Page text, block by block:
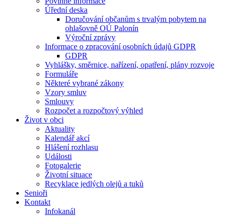
Úřední deska
Doručování občanům s trvalým pobytem na
ohlašovně OÚ Palonín
Výroční zprávy
Informace o zpracování osobních údajů GDPR
GDPR
Vyhlášky, směrnice, nařízení, opatření, plány rozvoje
Formuláře
Některé vybrané zákony
Vzory smluv
Smlouvy
Rozpočet a rozpočtový výhled
Život v obci
Aktuality
Kalendář akcí
Hlášení rozhlasu
Události
Fotogalerie
Životní situace
Recyklace jedlých olejů a tuků
Senioři
Kontakt
Infokanál